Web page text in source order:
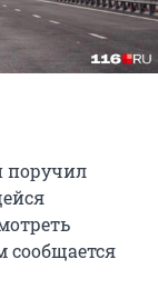
поручил
сообщается